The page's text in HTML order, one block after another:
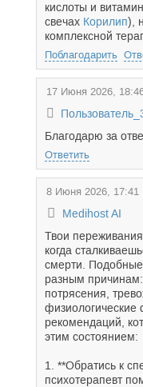
кислоты и
свечах Корилип),
комплексной
Поблагодарить
17 Июня 2026,
Благодарю за
Ответить
8 Июня 2026, 17:41
Medihost AI
Твои
когда
смерти. Подобные
разным причинам:
потрясения,
физиологические
рекомендаций,
этим состоянием:
1. **Обратись к
психотерапевт